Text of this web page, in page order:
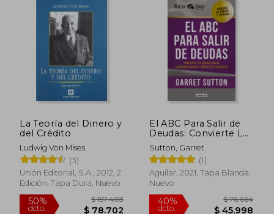
La Teoría del Dinero y
del Crédito
Ludwig Von Mises
(3)
Unión Editorial, S.A., 2012, 2
Edición, Tapa Dura, Nuevo
El ABC Para Salir de
Deudas: Convierte Las
Deudas Malas En
Deudas Buenas Y
Forta Lece Tu Crédito
/ The Abc's of Getting
Out of Debt
Sutton, Garret
(1)
Aguilar, 2021, Tapa Blanda,
Nuevo